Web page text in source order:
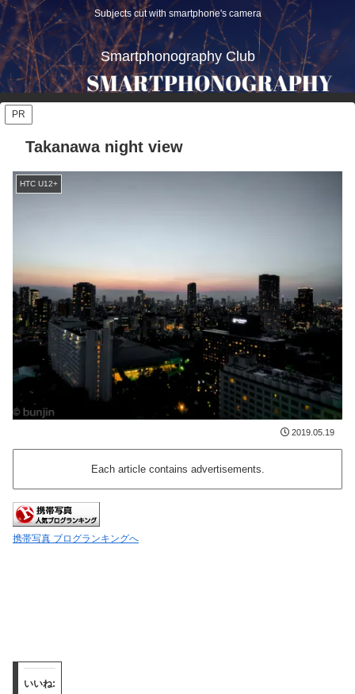
Subjects cut with smartphone's camera
Smartphonography Club
PR
Takanawa night view
HTC U12+
2019.05.19
Each article contains advertisements.
携帯写真 ブログランキングへ
いいね: